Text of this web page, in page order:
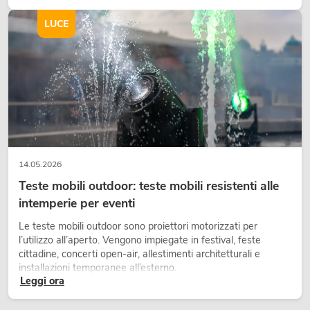
14.05.2026
Teste mobili outdoor: teste mobili resistenti alle
intemperie per eventi
Le teste mobili outdoor sono proiettori motorizzati per
l’utilizzo all’aperto. Vengono impiegate in festival, feste
cittadine, concerti open-air, allestimenti architetturali e
installazioni temporanee all’esterno.
Leggi ora
LUCE